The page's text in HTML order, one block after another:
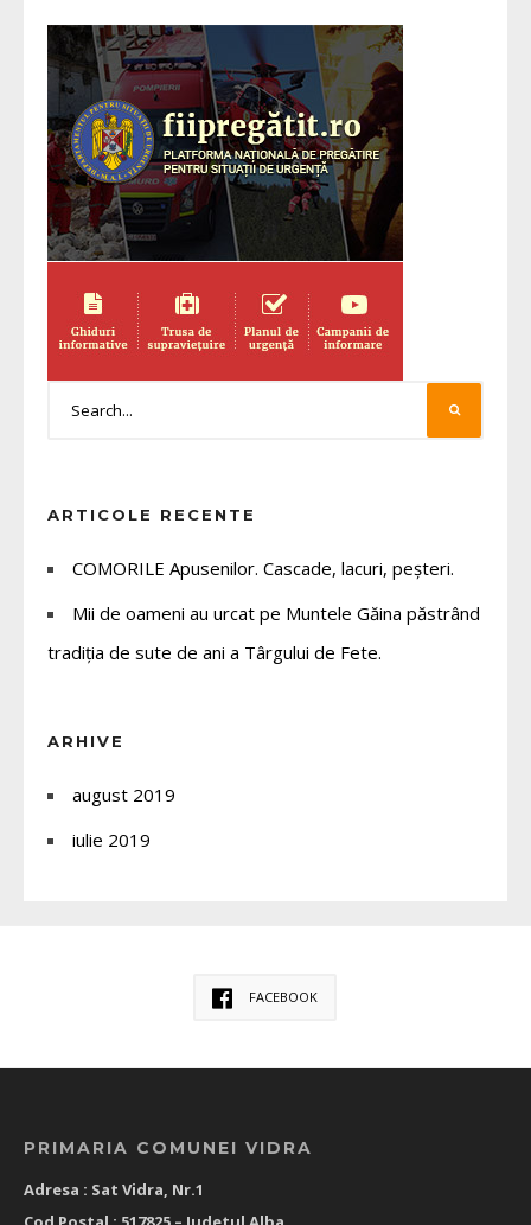
ARTICOLE RECENTE
COMORILE Apusenilor. Cascade, lacuri, peșteri.
Mii de oameni au urcat pe Muntele Găina păstrând
tradiția de sute de ani a Târgului de Fete.
ARHIVE
august 2019
iulie 2019
FACEBOOK
PRIMARIA COMUNEI VIDRA
Adresa : Sat Vidra, Nr.1